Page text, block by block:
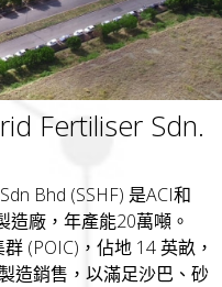
Fertiliser Sdn.
Bhd (SSHF) 是ACI和
廠，年產能20萬噸。
(POIC)，佔地 14 英畝，
造銷售，以滿足沙巴、砂